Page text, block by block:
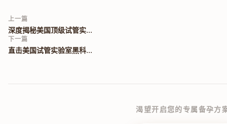
上一篇
深度揭秘美国顶级试管实...
下一篇
直击美国试管实验室黑科...
渴望开启您的专属备孕方